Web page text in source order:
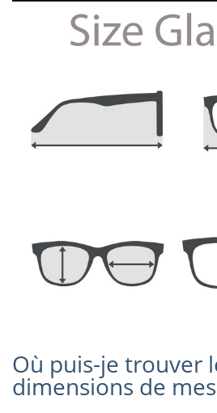
Où puis-je trouver
dimensions de